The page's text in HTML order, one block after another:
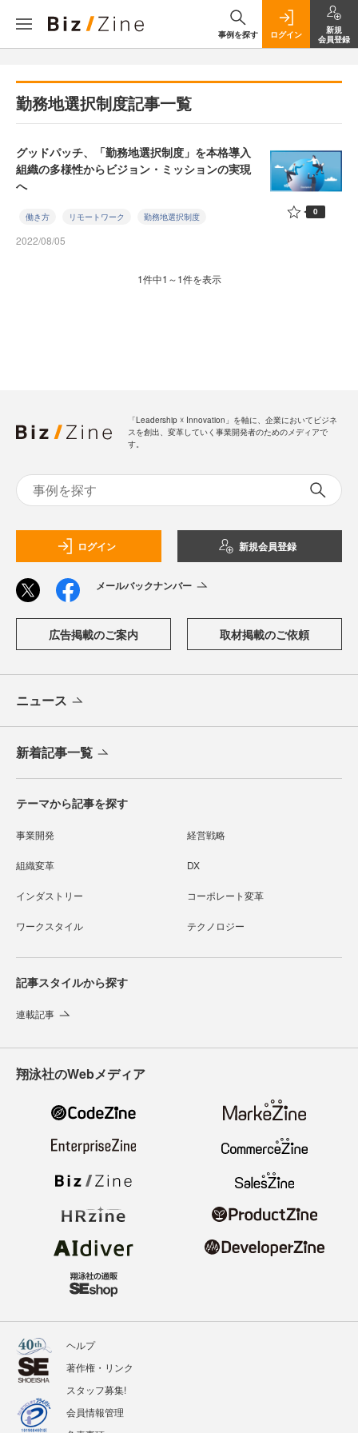
事例を探す ログイン
新規
会員登録
勤務地選択制度記事一覧
グッドパッチ、「勤務地選択制度」を本格導入
組織の多様性からビジョン・ミッションの実現
へ
働き方 リモートワーク 勤務地選択制度
2022/08/05
0
1件中1～1件を表示
「Leadership ☓ Innovation」を軸に、企業においてビジネ
スを創出、変革していく事業開発者のためのメディアで
す。
ログイン 新規会員登録
メールバックナンバー
広告掲載のご案内 取材掲載のご依頼
ニュース
新着記事一覧
テーマから記事を探す
事業開発 経営戦略
組織変革 DX
インダストリー コーポレート変革
ワークスタイル テクノロジー
記事スタイルから探す
連載記事
翔泳社のWebメディア
ヘルプ
著作権・リンク
スタッフ募集!
会員情報管理